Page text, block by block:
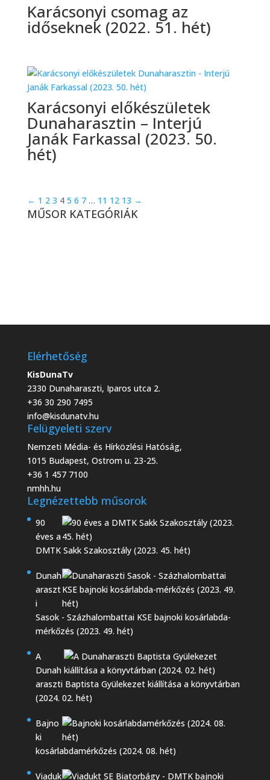
Karácsonyi csomag az
időseknek (2022. 51. hét)
Karácsonyi előkészületek
Dunaharasztin – Interjú
Janák Farkassal (2023. 50.
hét)
← 1 2 3 4 5 6 7 … 11 12 13 →
MŰSOR KATEGÓRIÁK
Elérhetőség
KisDunaTv
2330 Dunaharaszti, Iparos utca 2.
+36 30 290 7495
info@kisdunatv.hu
Felügyeleti szerv
Nemzeti Média- és Hírközlési Hatóság,
1015 Budapest, Ostrom u. 23-25.
+36 1 457 7100
nmhh.hu
Legnézettebb műsorok
90
éves a
DMTK Sakk Szakosztály (2023. 45. hét)
Dunah
araszt
i
Sasok - Százhalombattai KSE bajnoki kosárlabda-
mérkőzés (2023. 49. hét)
A
Dunah
araszti Baptista Gyülekezet kiállítása a könyvtárban
(2024. 02. hét)
Bajno
ki
kosárlabdamérkőzés (2024. 08. hét)
Viaduk